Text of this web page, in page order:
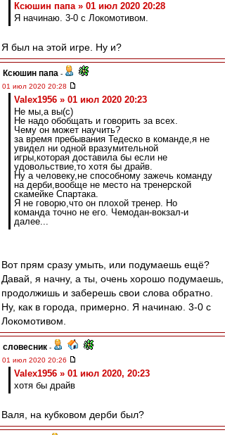
Ксюшин папа » 01 июл 2020 20:28
Я начинаю. 3-0 с Локомотивом.
Я был на этой игре. Ну и?
Ксюшин папа -
01 июл 2020 20:28
Valex1956 » 01 июл 2020 20:23
Не мы,а вы(с)
Не надо обобщать и говорить за всех.
Чему он может научить?
за время пребывания Тедеско в команде,я не
увидел ни одной вразумительной
игры,которая доставила бы если не
удовольствие,то хотя бы драйв.
Ну а человеку,не способному зажечь команду
на дерби,вообще не место на тренерской
скамейке Спартака.
Я не говорю,что он плохой тренер. Но
команда точно не его. Чемодан-вокзал-и
далее...
Вот прям сразу умыть, или подумаешь ещё?
Давай, я начну, а ты, очень хорошо подумаешь,
продолжишь и заберешь свои слова обратно.
Ну, как в города, примерно. Я начинаю. 3-0 с
Локомотивом.
словесник -
01 июл 2020 20:26
Valex1956 » 01 июл 2020, 20:23
хотя бы драйв
Валя, на кубковом дерби был?